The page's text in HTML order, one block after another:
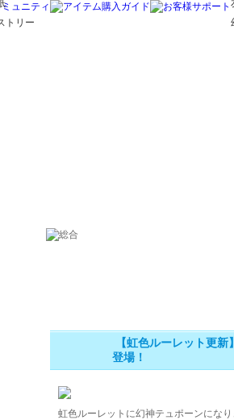
トリー
【虹色ルーレット更
登場！
虹色ルーレットに幻神テュポーンにな